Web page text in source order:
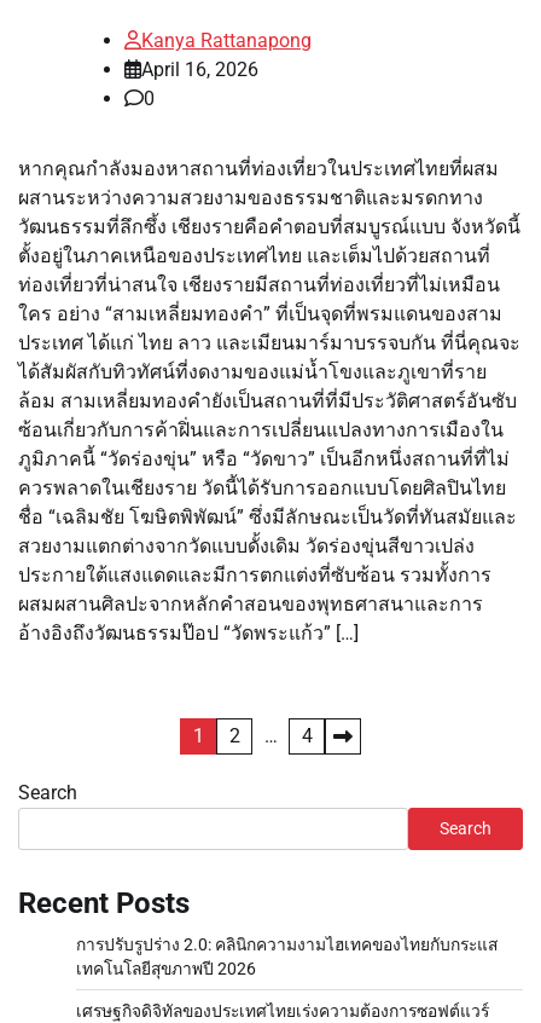
Kanya Rattanapong
April 16, 2026
0
หากคุณกำลังมองหาสถานที่ท่องเที่ยวในประเทศไทยที่ผสม
ผสานระหว่างความสวยงามของธรรมชาติและมรดกทาง
วัฒนธรรมที่ลึกซึ้ง เชียงรายคือคำตอบที่สมบูรณ์แบบ จังหวัดนี้
ตั้งอยู่ในภาคเหนือของประเทศไทย และเต็มไปด้วยสถานที่
ท่องเที่ยวที่น่าสนใจ เชียงรายมีสถานที่ท่องเที่ยวที่ไม่เหมือน
ใคร อย่าง “สามเหลี่ยมทองคำ” ที่เป็นจุดที่พรมแดนของสาม
ประเทศ ได้แก่ ไทย ลาว และเมียนมาร์มาบรรจบกัน ที่นี่คุณจะ
ได้สัมผัสกับทิวทัศน์ที่งดงามของแม่น้ำโขงและภูเขาที่ราย
ล้อม สามเหลี่ยมทองคำยังเป็นสถานที่ที่มีประวัติศาสตร์อันซับ
ซ้อนเกี่ยวกับการค้าฝิ่นและการเปลี่ยนแปลงทางการเมืองใน
ภูมิภาคนี้ “วัดร่องขุ่น” หรือ “วัดขาว” เป็นอีกหนึ่งสถานที่ที่ไม่
ควรพลาดในเชียงราย วัดนี้ได้รับการออกแบบโดยศิลปินไทย
ชื่อ “เฉลิมชัย โฆษิตพิพัฒน์” ซึ่งมีลักษณะเป็นวัดที่ทันสมัยและ
สวยงามแตกต่างจากวัดแบบดั้งเดิม วัดร่องขุ่นสีขาวเปล่ง
ประกายใต้แสงแดดและมีการตกแต่งที่ซับซ้อน รวมทั้งการ
ผสมผสานศิลปะจากหลักคำสอนของพุทธศาสนาและการ
อ้างอิงถึงวัฒนธรรมป๊อป “วัดพระแก้ว” […]
pagination
1 2 … 4
Search
Search
Recent Posts
การปรับรูปร่าง 2.0: คลินิกความงามไฮเทคของไทยกับกระแส
เทคโนโลยีสุขภาพปี 2026
เศรษฐกิจดิจิทัลของประเทศไทยเร่งความต้องการซอฟต์แวร์